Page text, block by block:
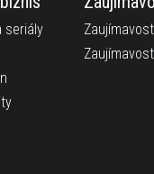
Samsung príde
Pole dance ala
seriály